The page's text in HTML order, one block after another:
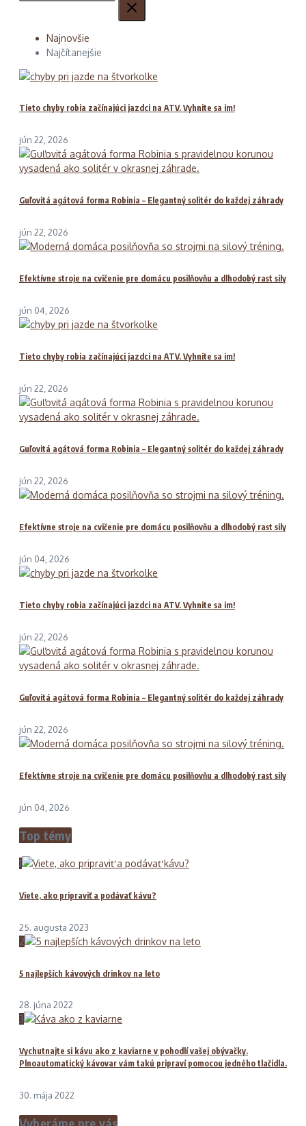
Najnovšie
Najčítanejšie
Tieto chyby robia začínajúci jazdci na ATV. Vyhnite sa im!
jún 22, 2026
Guľovitá agátová forma Robinia – Elegantný solitér do každej záhrady
jún 22, 2026
Efektívne stroje na cvičenie pre domácu posilňovňu a dlhodobý rast sily
jún 04, 2026
Tieto chyby robia začínajúci jazdci na ATV. Vyhnite sa im!
jún 22, 2026
Guľovitá agátová forma Robinia – Elegantný solitér do každej záhrady
jún 22, 2026
Efektívne stroje na cvičenie pre domácu posilňovňu a dlhodobý rast sily
jún 04, 2026
Tieto chyby robia začínajúci jazdci na ATV. Vyhnite sa im!
jún 22, 2026
Guľovitá agátová forma Robinia – Elegantný solitér do každej záhrady
jún 22, 2026
Efektívne stroje na cvičenie pre domácu posilňovňu a dlhodobý rast sily
jún 04, 2026
Top témy
1
Viete, ako pripraviť a podávať kávu?
25. augusta 2023
2
5 najlepších kávových drinkov na leto
28. júna 2022
3
Vychutnajte si kávu ako z kaviarne v pohodlí vašej obývačky.
Plnoautomatický kávovar vám takú pripraví pomocou jedného tlačidla.
30. mája 2022